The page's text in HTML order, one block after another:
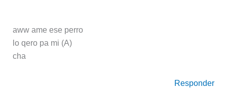
aww ame ese perro
lo qero pa mi (A)
cha
Responder